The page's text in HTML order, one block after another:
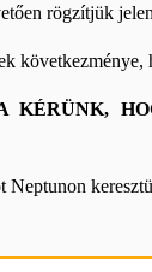
rögzítjük